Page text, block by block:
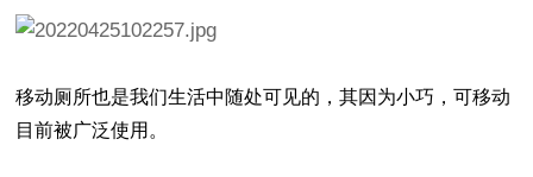
移动厕所也是我们生活中随处可见的，其因为小巧，可移动
目前被广泛使用。